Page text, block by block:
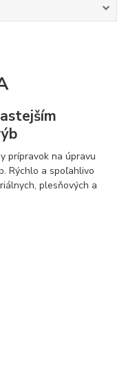
prípravok na úpravu
Rýchlo a spoľahlivo
plesňových a